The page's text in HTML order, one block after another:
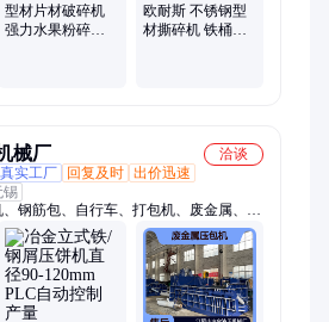
型材片材破碎机
强力水果粉碎设
欧耐斯 不锈钢型
材撕碎机 铁桶钢
械厂
洽谈
真实工厂 回复及时 出价迅速
锡
钢筋包、自行车、打包机、废金属、斩
机、金属钛屑、冶金液压、料打包剪、非
剪刀机、液压废钢、废油桶压缩、合金压
属屑并机、铁屑屑并机、钴破碎压块、铜
、铁屑打饼机、铜米压饼机